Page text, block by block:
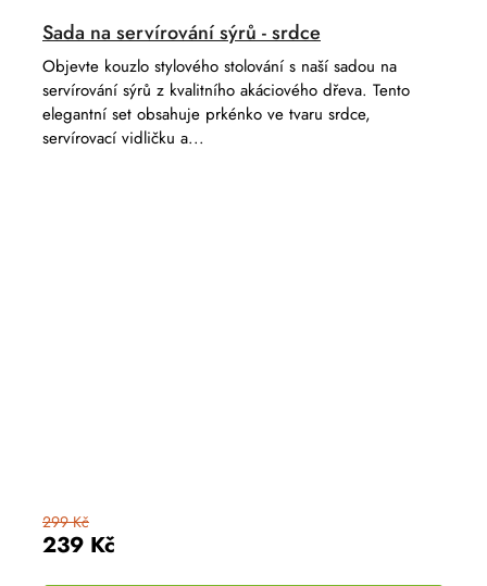
Sada na servírování sýrů - srdce
239 Kč
299 Kč
Objevte kouzlo stylového stolování s naší sadou na
servírování sýrů z kvalitního akáciového dřeva. Tento
elegantní set obsahuje prkénko ve tvaru srdce,
servírovací vidličku a...